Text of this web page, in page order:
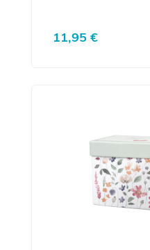
Regulärer Preis:
11,95 €